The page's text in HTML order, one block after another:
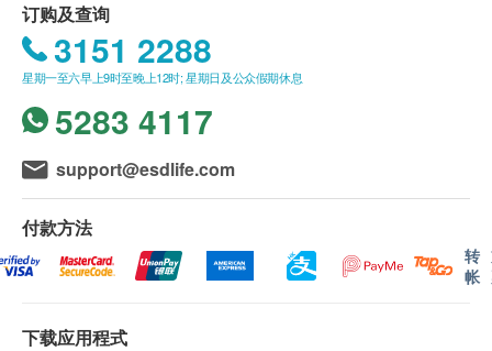
订购及查询
3151 2288
星期一至六早上9时至晚上12时; 星期日及公众假期休息
5283 4117
support@esdlife.com
付款方法
转
帐
下载应用程式